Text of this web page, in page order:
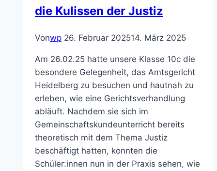
die Kulissen der Justiz
Vonwp 26. Februar 202514. März 2025
Am 26.02.25 hatte unsere Klasse 10c die
besondere Gelegenheit, das Amtsgericht
Heidelberg zu besuchen und hautnah zu
erleben, wie eine Gerichtsverhandlung
abläuft. Nachdem sie sich im
Gemeinschaftskundeunterricht bereits
theoretisch mit dem Thema Justiz
beschäftigt hatten, konnten die
Schüler:innen nun in der Praxis sehen, wie